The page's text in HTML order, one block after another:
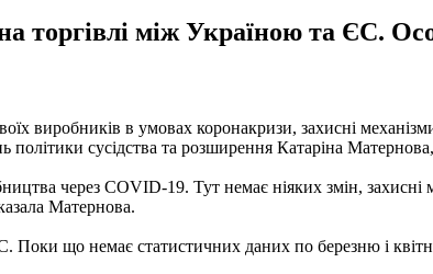
торгівлі між Україною та ЄС.
виробників в умовах коронакризи, захисні
політики сусідства та розширення Катаріна
через COVID-19. Тут немає ніяких змін, захисні
Матернова.
що немає статистичних даних по березню і